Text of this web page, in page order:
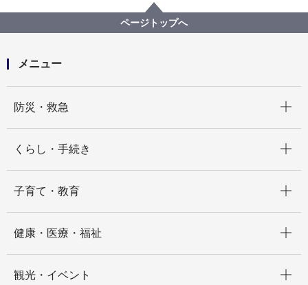
建築関連手続・法令・許認可
建築に関する条例・規則等
横浜市建築基準法施行細則による地下街であるものの
ページトップへ
メニュー
防災・救急
くらし・手続き
子育て・教育
健康・医療・福祉
観光・イベント